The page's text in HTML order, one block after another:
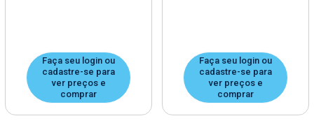
Faça seu login ou
cadastre-se para
ver preços e
comprar
Faça seu login ou
cadastre-se para
ver preços e
comprar